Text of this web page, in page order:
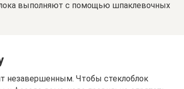
выполняют с помощью шпаклевочных
незавершенным. Чтобы стеклоблок